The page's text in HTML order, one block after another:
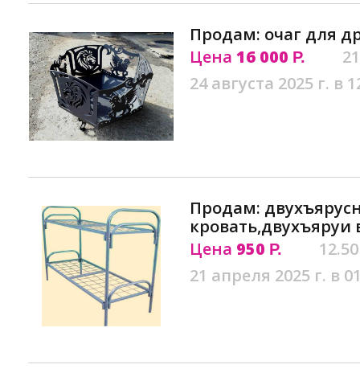
Продам: очаг для
Цена 16 000 Р.
24 августа 2025 г. в
Продам:
кровать,двухъяруи
Цена 950 Р.
21 апреля 2025 г. в